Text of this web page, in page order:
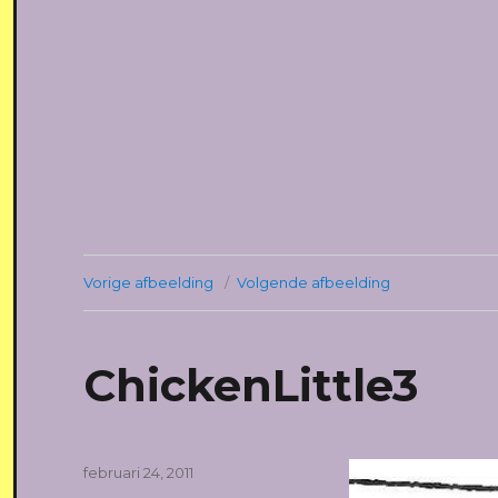
Vorige afbeelding Volgende afbeelding
ChickenLittle3
Geplaatst
februari 24, 2011